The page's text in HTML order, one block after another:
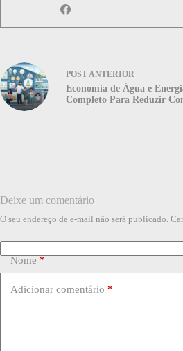
POSTANTERIOR
Economia de Água e
Completo Para Reduzir
Deixe um comentário
O seu endereço de e-mail não será publicado.
Nome *
Adicionar comentário *